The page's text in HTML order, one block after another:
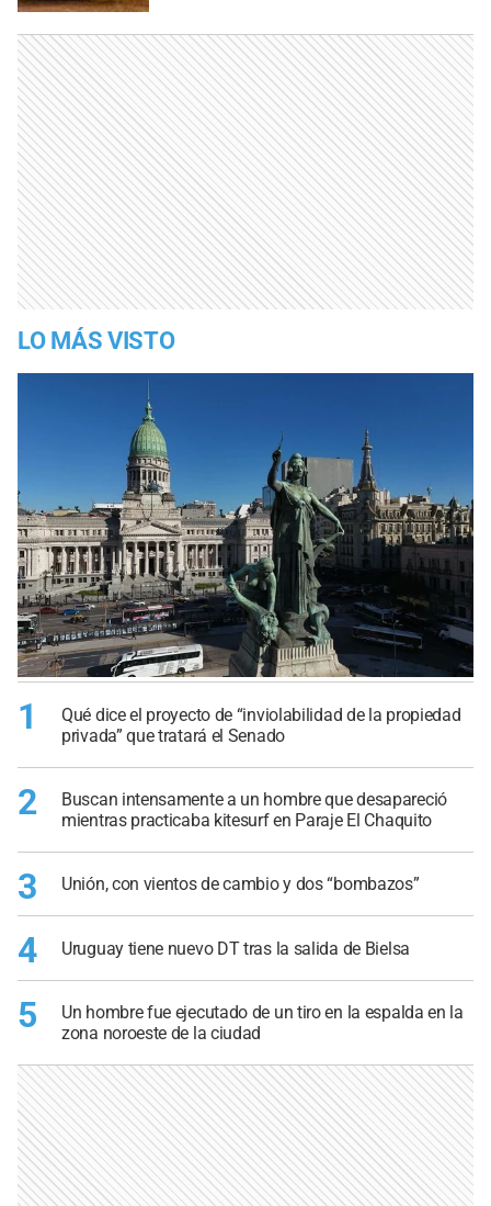
LO MÁS VISTO
1
Qué dice el proyecto de “inviolabilidad de la propiedad
privada” que tratará el Senado
2
Buscan intensamente a un hombre que desapareció
mientras practicaba kitesurf en Paraje El Chaquito
3 Unión, con vientos de cambio y dos “bombazos”
4 Uruguay tiene nuevo DT tras la salida de Bielsa
5
Un hombre fue ejecutado de un tiro en la espalda en la
zona noroeste de la ciudad